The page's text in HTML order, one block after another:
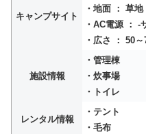
キャンプサイト
・地面 ： 草地
・AC電源 ： -
・広さ ： 50～
施設情報
・管理棟
・炊事場
・トイレ
レンタル情報
・テント
・毛布